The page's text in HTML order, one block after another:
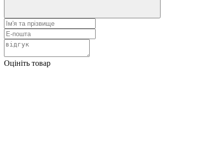
Оцініть товар